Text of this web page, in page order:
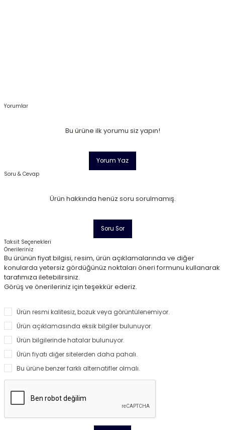
Yorumlar
Bu ürüne ilk yorumu siz yapın!
Yorum Yaz
Soru & Cevap
Ürün hakkında henüz soru sorulmamış.
Soru Sor
Taksit Seçenekleri
Önerileriniz
Bu ürünün fiyat bilgisi, resim, ürün açıklamalarında ve diğer
konularda yetersiz gördüğünüz noktaları öneri formunu kullanarak
tarafımıza iletebilirsiniz.
Görüş ve önerileriniz için teşekkür ederiz.
Ürün resmi kalitesiz, bozuk veya görüntülenemiyor.
Ürün açıklamasında eksik bilgiler bulunuyor.
Ürün bilgilerinde hatalar bulunuyor.
Ürün fiyatı diğer sitelerden daha pahalı.
Bu ürüne benzer farklı alternatifler olmalı.